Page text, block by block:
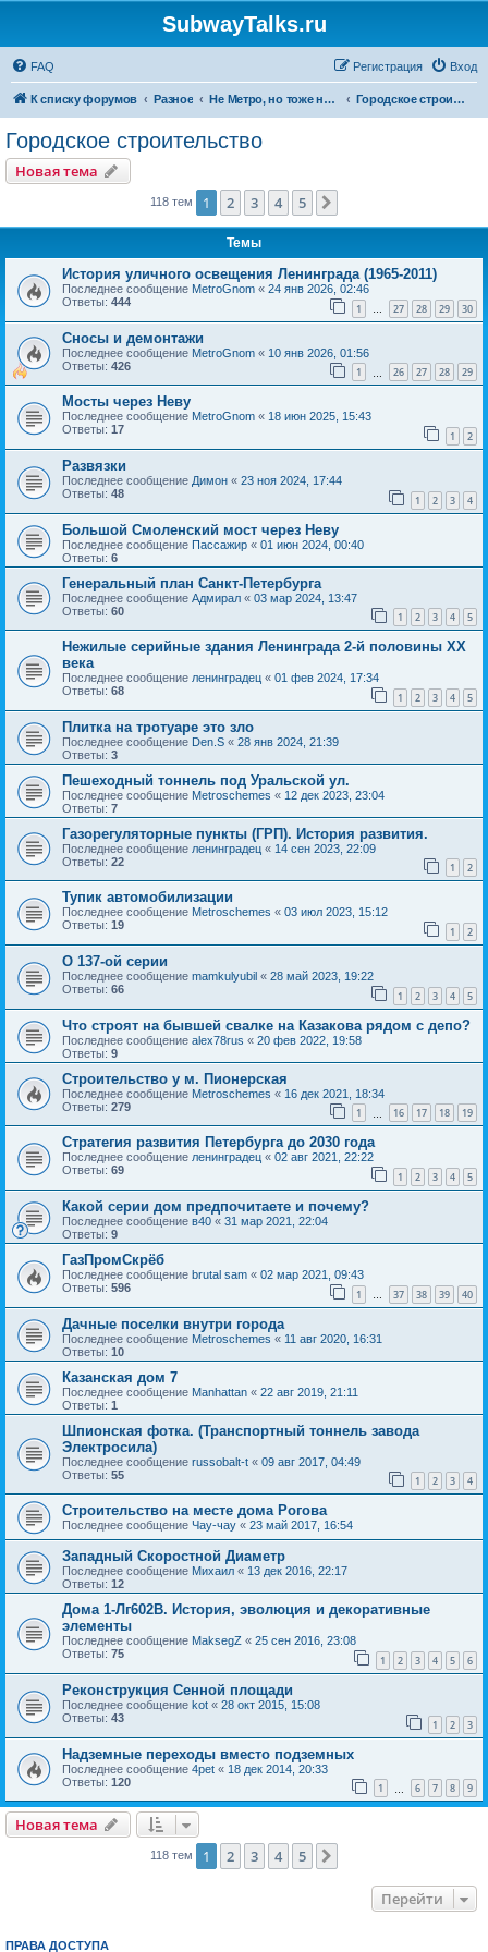
SubwayTalks.ru
FAQ Вход
Регистрация
К списку форумов Разное Не Метро, но тоже нам интересно Городское строительство
Городское строительство
Новая тема
118 тем 1 2 3 4 5
Темы
История уличного освещения Ленинграда (1965-2011)
Последнее сообщение MetroGnom « 24 янв 2026, 02:46
Ответы: 444 1 … 27 28 29 30
Сносы и демонтажи
Последнее сообщение MetroGnom « 10 янв 2026, 01:56
Ответы: 426 1 26 27 28 29
Мосты через Неву
Последнее сообщение MetroGnom « 18 июн 2025, 15:43
Ответы: 17 1 2
Развязки
Последнее сообщение Димон « 23 ноя 2024, 17:44
Ответы: 48 1 2 3 4
Большой Смоленский мост через Неву
Последнее сообщение Пассажир « 01 июн 2024, 00:40
Ответы: 6
Генеральный план Санкт-Петербурга
Последнее сообщение Адмирал « 03 мар 2024, 13:47
Ответы: 60 1 2 3 4 5
Нежилые серийные здания Ленинграда 2-й половины XX
века
Последнее сообщение ленинградец « 01 фев 2024, 17:34
Ответы: 68 1 2 3 4 5
Плитка на тротуаре это зло
Последнее сообщение Den.S « 28 янв 2024, 21:39
Ответы: 3
Пешеходный тоннель под Уральской ул.
Последнее сообщение Metroschemes « 12 дек 2023, 23:04
Ответы: 7
Газорегуляторные пункты (ГРП). История развития.
Последнее сообщение ленинградец « 14 сен 2023, 22:09
Ответы: 22 1 2
Тупик автомобилизации
Последнее сообщение Metroschemes « 03 июл 2023, 15:12
Ответы: 19 1 2
О 137-ой серии
Последнее сообщение mamkulyubil « 28 май 2023, 19:22
Ответы: 66 1 2 3 4 5
Что строят на бывшей свалке на Казакова рядом с депо?
Последнее сообщение alex78rus « 20 фев 2022, 19:58
Ответы: 9
Строительство у м. Пионерская
Последнее сообщение Metroschemes « 16 дек 2021, 18:34
Ответы: 279 1 16 17 18 19
Стратегия развития Петербурга до 2030 года
Последнее сообщение ленинградец « 02 авг 2021, 22:22
Ответы: 69 1 2 3 4 5
Какой серии дом предпочитаете и почему?
Последнее сообщение в40 « 31 мар 2021, 22:04
Ответы: 9
ГазПромСкрёб
Последнее сообщение brutal sam « 02 мар 2021, 09:43
Ответы: 596 1 … 37 38 39 40
Дачные поселки внутри города
Последнее сообщение Metroschemes « 11 авг 2020, 16:31
Ответы: 10
Казанская дом 7
Последнее сообщение Manhattan « 22 авг 2019, 21:11
Ответы: 1
Шпионская фотка. (Транспортный тоннель завода
Электросила)
Последнее сообщение russobalt-t « 09 авг 2017, 04:49
Ответы: 55 1 2 3 4
Строительство на месте дома Рогова
Последнее сообщение Чау-чау « 23 май 2017, 16:54
Западный Скоростной Диаметр
Последнее сообщение Михаил « 13 дек 2016, 22:17
Ответы: 12
Дома 1-Лг602В. История, эволюция и декоративные
элементы
Последнее сообщение MaksegZ « 25 сен 2016, 23:08
Ответы: 75 1 2 3 4 5 6
Реконструкция Сенной площади
Последнее сообщение kot « 28 окт 2015, 15:08
Ответы: 43 1 2 3
Надземные переходы вместо подземных
Последнее сообщение 4pet « 18 дек 2014, 20:33
Ответы: 120 1 6 7 8 9
Новая тема
118 тем 1 2 3 4 5
Перейти
ПРАВА ДОСТУПА